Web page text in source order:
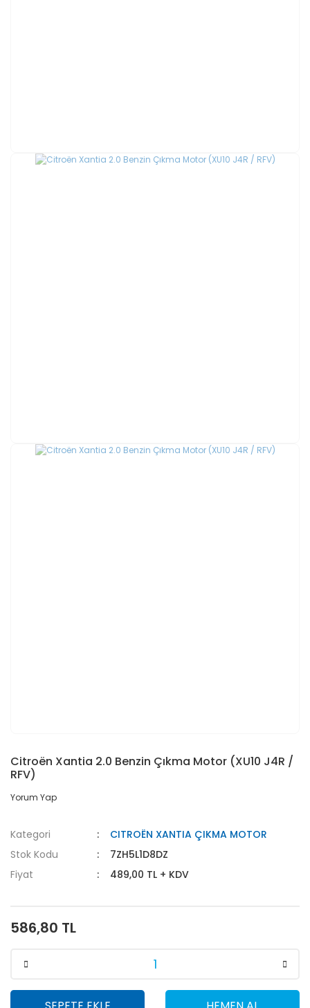
Citroën Xantia 2.0 Benzin Çıkma Motor (XU10 J4R /
RFV)
Yorum Yap
Kategori
CITROËN XANTIA ÇIKMA MOTOR
Stok Kodu
7ZH5L1D8DZ
Fiyat
489,00 TL + KDV
586,80 TL